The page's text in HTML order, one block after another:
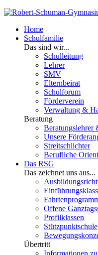
Home
Schulfamilie
Das sind wir...
Schulleitung
Lehrer
SMV
Elternbeirat
Schulforum
Förderverein
Verwaltung &
Beratung
Beratungslehrer
Unsere
Streitschlichter
Berufliche
Das RSG
Das zeichnet uns aus...
Offene
Profilklassen
Stützpunktschule
Übertritt
Informationen